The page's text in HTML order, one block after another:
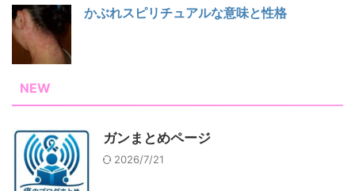
かぶれスピリチュアルな意味と性格
NEW
ガンまとめページ
2026/7/21